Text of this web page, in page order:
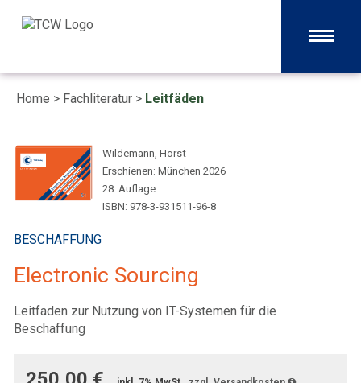
Home > Fachliteratur > Leitfäden
Wildemann, Horst
Erschienen: München 2026
28. Auflage
ISBN: 978-3-931511-96-8
BESCHAFFUNG
Electronic Sourcing
Leitfaden zur Nutzung von IT-Systemen für die
Beschaffung